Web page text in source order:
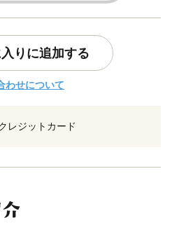
りに追加する
わせについて
レジットカード